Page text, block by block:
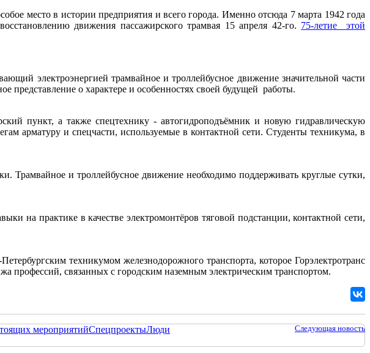
место в истории предприятия и всего города. Именно отсюда 7 марта 1942 года
движения пассажирского трамвая 15 апреля 42-го. 75-летие этой
электроэнергией трамвайное и троллейбусное движение значительной части
представление о характере и особенностях своей будущей работы.
пункт, а также спецтехнику - автогидроподъёмник и новую гидравлическую
арматуру и спецчасти, используемые в контактной сети. Студенты техникума, в
Трамвайное и троллейбусное движение необходимо поддерживать круглые сутки,
на практике в качестве электромонтёров тяговой подстанции, контактной сети,
техникумом железнодорожного транспорта, которое Горэлектротранс
профессий, связанных с городским наземным электрическим транспортом.
Следующая новость
мероприятийСпецпроектыЛюди